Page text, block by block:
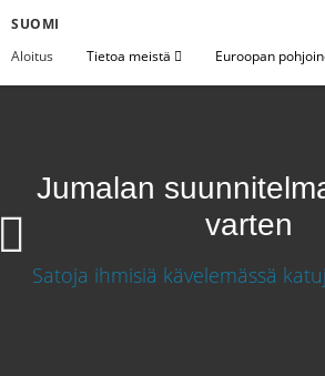
SUOMI
Aloitus
Tietoa meistä Euroopan
Jumalan
varten